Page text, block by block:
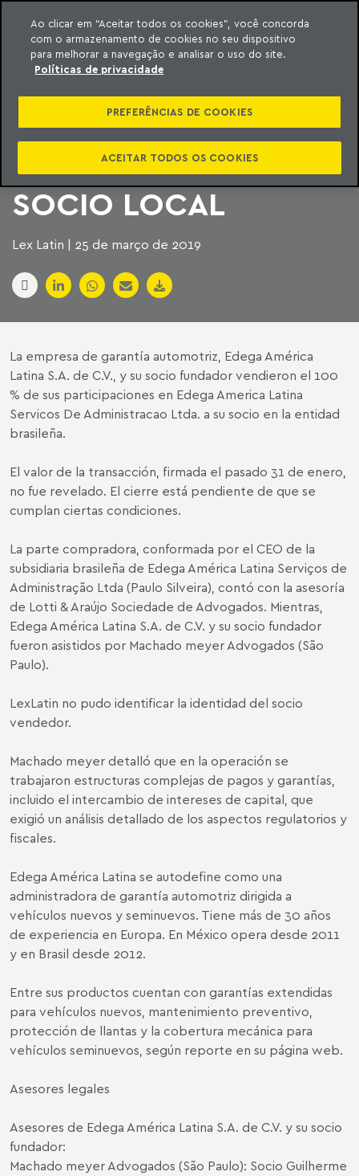
o conteúdo
Machado Meyer
EDEGA AMÉRICA
LATINA VENDE FILIAL
BRASILEÑA A SU
SOCIO LOCAL
Lex Latin | 25 de março de 2019
La empresa de garantía automotriz, Edega América
Latina S.A. de C.V., y su socio fundador vendieron el 100
% de sus participaciones en Edega America Latina
Servicos De Administracao Ltda. a su socio en la entidad
brasileña.
El valor de la transacción, firmada el pasado 31 de enero,
no fue revelado. El cierre está pendiente de que se
cumplan ciertas condiciones.
La parte compradora, conformada por el CEO de la
subsidiaria brasileña de Edega América Latina Serviços de
Administração Ltda (Paulo Silveira), contó con la asesoría
de Lotti & Araújo Sociedade de Advogados. Mientras,
Edega América Latina S.A. de C.V. y su socio fundador
fueron asistidos por Machado meyer Advogados (São
Paulo).
LexLatin no pudo identificar la identidad del socio
vendedor.
Machado meyer detalló que en la operación se
trabajaron estructuras complejas de pagos y garantías,
incluido el intercambio de intereses de capital, que
exigió un análisis detallado de los aspectos regulatorios y
fiscales.
Edega América Latina se autodefine como una
administradora de garantía automotriz dirigida a
vehículos nuevos y seminuevos. Tiene más de 30 años
de experiencia en Europa. En México opera desde 2011
y en Brasil desde 2012.
Entre sus productos cuentan con garantías extendidas
para vehículos nuevos, mantenimiento preventivo,
protección de llantas y la cobertura mecánica para
vehículos seminuevos, según reporte en su página web.
Asesores legales
Asesores de Edega América Latina S.A. de C.V. y su socio
fundador:
Machado meyer Advogados (São Paulo): Socio Guilherme
Ao clicar em “Aceitar todos os cookies”, você concorda
com o armazenamento de cookies no seu dispositivo
para melhorar a navegação e analisar o uso do site.
Políticas de privacidade
PREFERÊNCIAS DE COOKIES
ACEITAR TODOS OS COOKIES